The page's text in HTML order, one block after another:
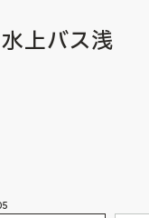
水上バス浅